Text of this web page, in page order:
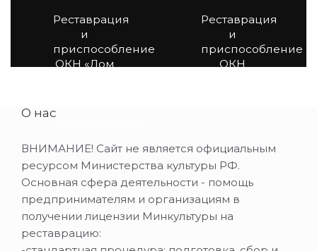
Реставрация
и
приспособление
ОКН «Дом
Реставрация
и
приспособление
ОКН
О нас
ВНИМАНИЕ! Сайт не является официальным
ресурсом Министерства культуры РФ.
Основная сфера деятельности - помощь
предпринимателям и организациям в
получении лицензии Минкультуры на
реставрацию: